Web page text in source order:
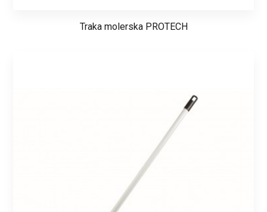
Traka molerska PROTECH